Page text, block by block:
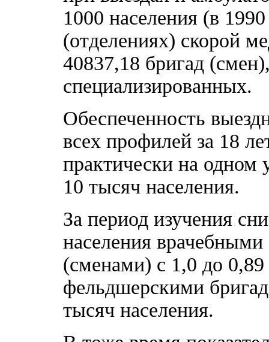
1000 населения (в
(отделениях) скорой
40837,18 бригад
специализированных.
Обеспеченность
всех профилей за 18
практически на одном
10 тысяч населения.
За период изучения
населения
(сменами) с 1,0 до
фельдшерскими
тысяч населения.